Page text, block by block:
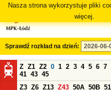
Nasza strona wykorzystuje pliki
więcej.
Sprawdź rozkład na dzień:
Z Z1 Z2 0 1 2 3 4 5 6 7
41 43 45
Z3 Z6 Z13 Z43 50A 50B